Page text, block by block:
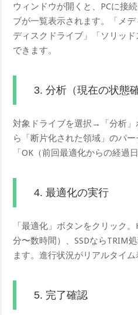
ウィンドウが開くと、PCに接
ブが一覧表示されます。「メ
ディスクドライブ」「ソリッ
できます。
3. 分析（現在の状態確
対象ドライブを選択→「分析」
ら「断片化された領域」のパー
「OK（前回最適化からの経過
4. 最適化の実行
「最適化」ボタンをクリック
分〜数時間）、SSDならTRIM
ます。進行状況がリアルタイム
5. 完了確認